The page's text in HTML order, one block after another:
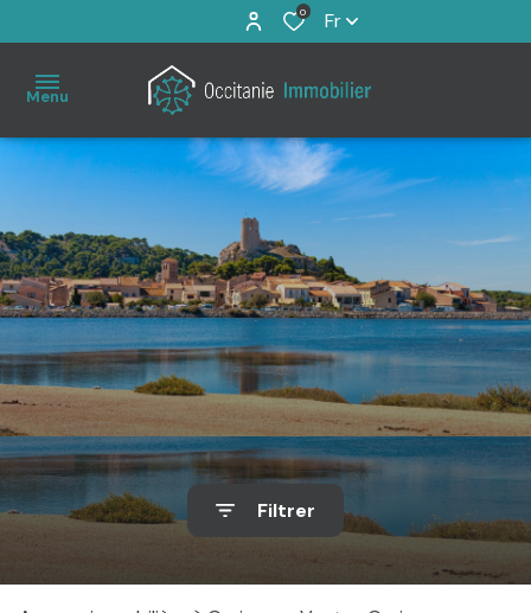
0 Fr
Menu
Accueil
À
vendre
Immo
Pro
Estimation
Notre
Filtrer